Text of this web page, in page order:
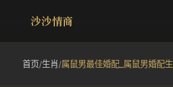
沙沙情商
首页/生肖/属鼠男最佳婚配_属鼠男婚配